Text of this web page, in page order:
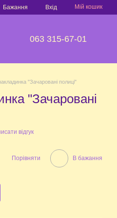
Бажання Вхід Мій кошик
063 315-67-01
"Зачаровані полиці"
"Зачаровані
відгук
Порівняти В бажання